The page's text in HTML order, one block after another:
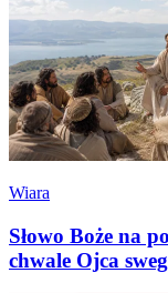
Wiara
Słowo Boże na
chwale Ojca